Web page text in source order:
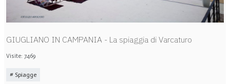
GIUGLIANO IN CAMPANIA - La spiaggia di Varcaturo
Visite: 7469
Spiagge